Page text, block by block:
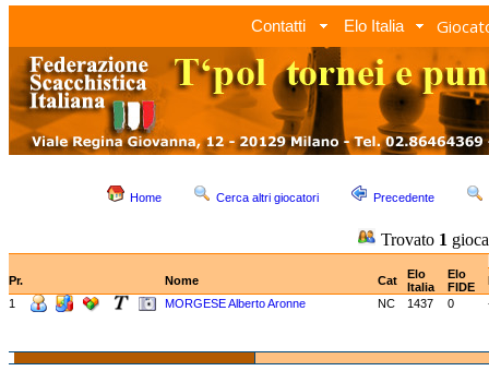
Contatti Elo Italia
Home Cerca altri giocatori Precedente
Trovato 1
Pr. Nome Cat
Elo
Italia
Elo
FIDE
1
MORGESE Alberto Aronne NC 1437 0